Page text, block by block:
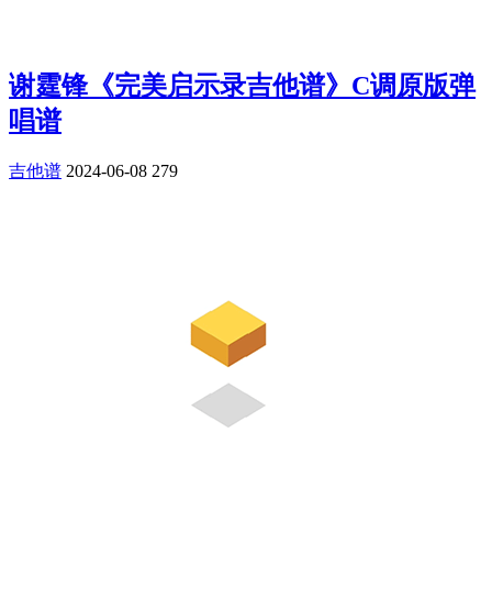
谢霆锋《完美启示录吉他谱》C调原版弹
唱谱
吉他谱 2024-06-08 279